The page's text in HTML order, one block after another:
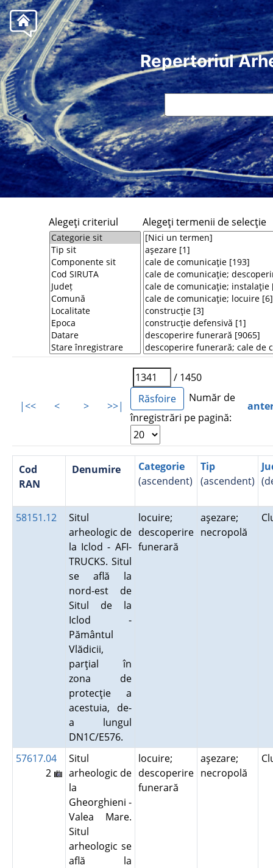
Repertoriul
Alegeţi criteriul Alegeţi termenii de selecţie
|<< < > >>|
/ 1450
Număr de
înregistrări pe pagină:
Cod
RAN
Denumire
Categorie
(ascendent)
Tip
(ascendent)
58151.12
Situl
arheologic de
la Iclod - AFI-
TRUCKS. Situl
se află la
nord-est de
Situl de la
Iclod -
Pământul
Vlădicii,
parţial în
zona de
protecţie a
acestuia, de-
a lungul
DN1C/E576.
locuire;
descoperire
funerară
aşezare;
necropolă
57617.04
2
Situl
arheologic de
la
Gheorghieni -
Valea Mare.
Situl
arheologic se
află la
locuire;
descoperire
funerară
aşezare;
necropolă